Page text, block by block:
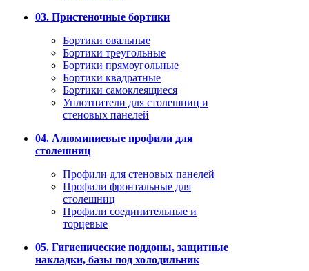
03. Пристеночные бортики
Бортики овальные
Бортики треугольные
Бортики прямоугольные
Бортики квадратные
Бортики самоклеящиеся
Уплотнители для столешниц и
стеновых панелей
04. Алюминиевые профили для
столешниц
Профили для стеновых панелей
Профили фронтальные для
столешниц
Профили соединительные и
торцевые
05. Гигиенические поддоны, защитные
накладки, базы под холодильник